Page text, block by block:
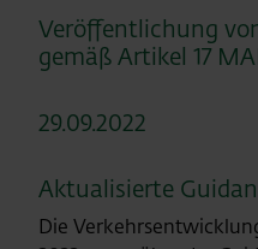
Veröffentlichung
gemäß Artikel 17
29.09.2022
Aktualisierte
Die